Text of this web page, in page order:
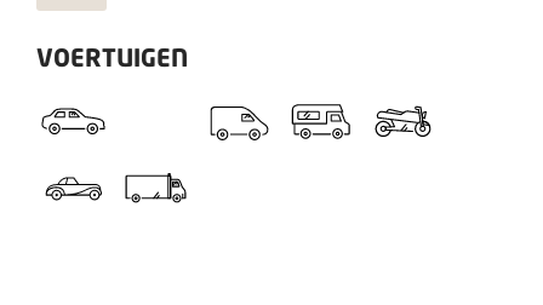
VOERTUIGEN